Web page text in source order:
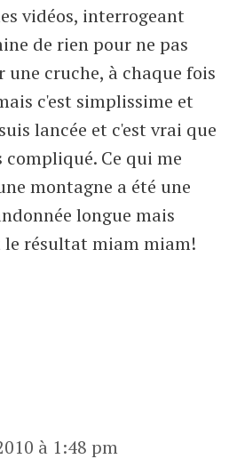
vidéos, interrogeant
de rien pour ne pas
une cruche, à chaque fois
c'est simplissime et
lancée et c'est vrai que
compliqué. Ce qui me
montagne a été une
longue mais
le résultat miam miam!
à 1:48 pm